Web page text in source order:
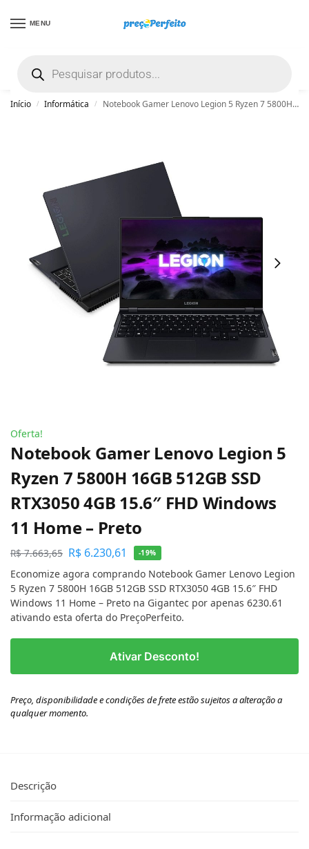
MENU
Início / Informática / Notebook Gamer Lenovo Legion 5 Ryzen 7 5800H 16GB 512GB SSD RTX3050 4GB 15.6″ FHD Windows 11 Home – Preto
Oferta!
Notebook Gamer Lenovo Legion 5
Ryzen 7 5800H 16GB 512GB SSD
RTX3050 4GB 15.6″ FHD Windows
11 Home – Preto
R$7.663,65 R$ 6.230,61 -19%
Economize agora comprando Notebook Gamer Lenovo Legion
5 Ryzen 7 5800H 16GB 512GB SSD RTX3050 4GB 15.6″ FHD
Windows 11 Home – Preto na Gigantec por apenas 6230.61
ativando esta oferta do PreçoPerfeito.
Ativar Desconto!
Preço, disponibilidade e condições de frete estão sujeitos a alteração a
qualquer momento.
Descrição
Informação adicional